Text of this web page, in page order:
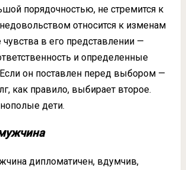
порядочностью, не стремится к
относится к изменам
в его представлении —
и определенные
Если он поставлен перед выбором —
как правило, выбирает второе.
дети.
дипломатичен, вдумчив,